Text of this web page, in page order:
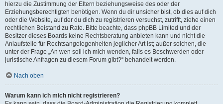
hierzu die Zustimmung der Eltern beziehungsweise des oder der
Erziehungsberechtigten benötigen. Wenn du dir unsicher bist, ob dies auf dich
oder die Website, auf der du dich zu registrieren versuchst, zutrifft, ziehe einen
rechtlichen Beistand zu Rate. Bitte beachte, dass phpBB Limited und der
Besitzer dieses Boards keine Rechtsberatung anbieten kann und nicht die
Anlaufstelle für Rechtsangelegenheiten jeglicher Art ist; außer solchen, die
unter der Frage „An wen soll ich mich wenden, falls es Beschwerden oder
juristische Anfragen zu diesem Forum gibt?“ behandelt werden.
Nach oben
Warum kann ich mich nicht registrieren?